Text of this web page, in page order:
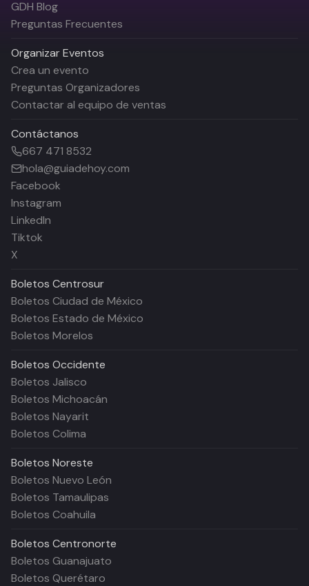
GDH Blog
Preguntas Frecuentes
Organizar Eventos
Crea un evento
Preguntas Organizadores
Contactar al equipo de ventas
Contáctanos
667 471 8532
hola@guiadehoy.com
Facebook
Instagram
LinkedIn
Tiktok
X
Boletos Centrosur
Boletos Ciudad de México
Boletos Estado de México
Boletos Morelos
Boletos Occidente
Boletos Jalisco
Boletos Michoacán
Boletos Nayarit
Boletos Colima
Boletos Noreste
Boletos Nuevo León
Boletos Tamaulipas
Boletos Coahuila
Boletos Centronorte
Boletos Guanajuato
Boletos Querétaro